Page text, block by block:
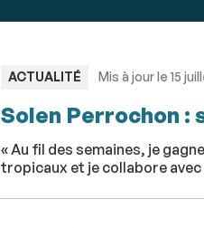
TYPE
ACTUALITÉ Mis à jour le 15
Solen Perrochon :
« Au fil des semaines, je
tropicaux et je collabore